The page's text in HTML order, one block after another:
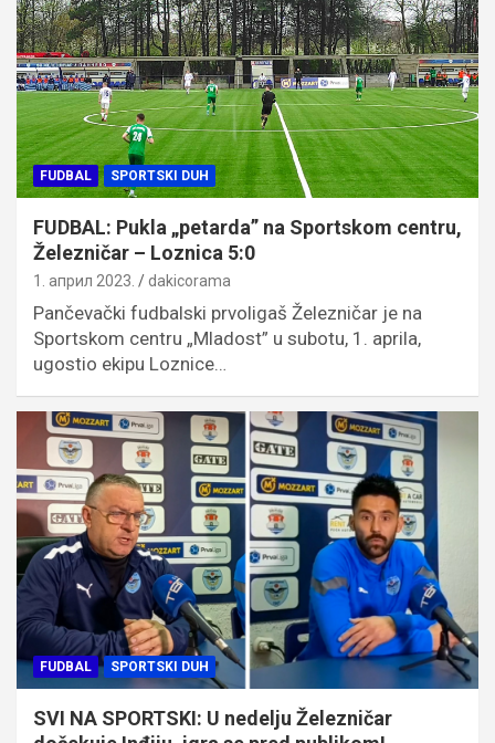
FUDBAL SPORTSKI DUH
FUDBAL: Pukla „petarda” na Sportskom centru,
Železničar – Loznica 5:0
1. април 2023. dakicorama
Pančevački fudbalski prvoligaš Železničar je na
Sportskom centru „Mladost” u subotu, 1. aprila,
ugostio ekipu Loznice…
FUDBAL SPORTSKI DUH
SVI NA SPORTSKI: U nedelju Železničar